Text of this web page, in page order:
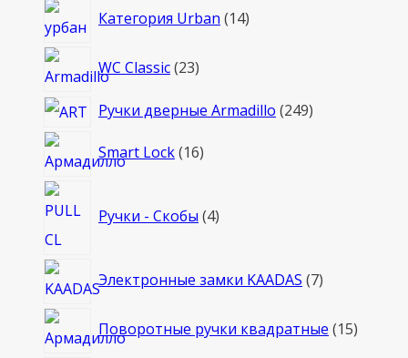
Категория Urban 1414
WC Classic 2323
Ручки дверные Armadillo 249249
Smart Lock 1616
Ручки - Скобы 4товара
Электронные замки KAADAS 77
Поворотные ручки квадратные 1515